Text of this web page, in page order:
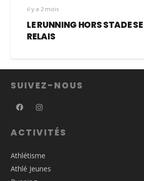
il y a 2 mois
LE RUNNING HORS STADE
RELAIS
SUIVEZ-NOUS
ACTIVITÉS
Athlétisme
Athlé Jeunes